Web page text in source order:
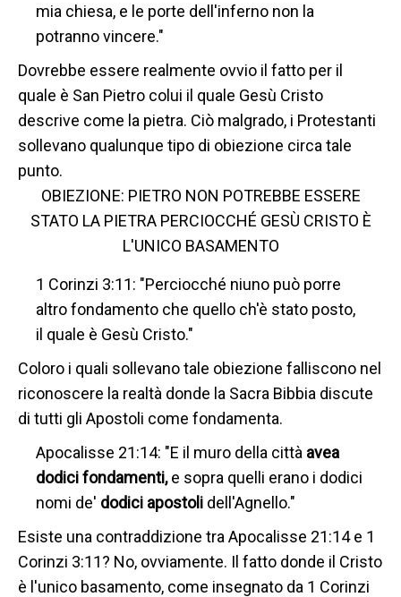
mia chiesa, e le porte dell'inferno non la
potranno vincere."
Dovrebbe essere realmente ovvio il fatto per il
quale è San Pietro colui il quale Gesù Cristo
descrive come la pietra. Ciò malgrado, i Protestanti
sollevano qualunque tipo di obiezione circa tale
punto.
OBIEZIONE: PIETRO NON POTREBBE ESSERE
STATO LA PIETRA PERCIOCCHÉ GESÙ CRISTO È
L'UNICO BASAMENTO
1 Corinzi 3:11: "Perciocché niuno può porre
altro fondamento che quello ch'è stato posto,
il quale è Gesù Cristo."
Coloro i quali sollevano tale obiezione falliscono nel
riconoscere la realtà donde la Sacra Bibbia discute
di tutti gli Apostoli come fondamenta.
Apocalisse 21:14: "E il muro della città avea
dodici fondamenti,e sopra quelli erano i dodici
nomi de' dodici apostoli dell'Agnello."
Esiste una contraddizione tra Apocalisse 21:14 e 1
Corinzi 3:11? No, ovviamente. Il fatto donde il Cristo
è l'unico basamento, come insegnato da 1 Corinzi